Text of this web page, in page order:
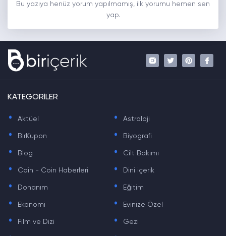
Bu yazıya henüz yorum yapılmamış, ilk yorumu hemen sen
yap.
KATEGORİLER
. Aktüel . Astroloji
. BirKupon . Biyografi
. Blog . Cilt Bakımı
. Coin - Coin Haberleri . Dini içerik
. Donanım . Eğitim
. Ekonomi . Evinize Özel
. Film ve Dizi . Gezi